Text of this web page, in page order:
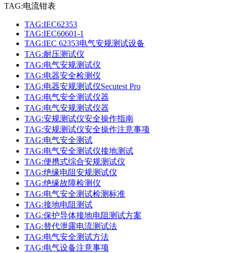
TAG:电流钳表
TAG:IEC62353
TAG:IEC60601-1
TAG:IEC 62353电气安规测试设备
TAG:耐压测试仪
TAG:电气安规测试仪
TAG:电器安全检测仪
TAG:电器安规测试仪Secutest Pro
TAG:电气安全测试仪器
TAG:电气安规测试仪器
TAG:安规测试仪安全操作指南
TAG:安规测试仪安全操作注意事项
TAG:电气安全测试
TAG:电气安全测试仪接地测试
TAG:便携式综合安规测试仪
TAG:绝缘电阻安规测试仪
TAG:绝缘故障检测仪
TAG:电气安全测试检测标准
TAG:接地电阻测试
TAG:保护导体接地电阻测试方案
TAG:替代泄露电流测试法
TAG:电气安全测试方法
TAG:电气设备注意事项